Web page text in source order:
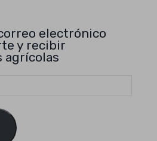
electrónico
y recibir
agrícolas